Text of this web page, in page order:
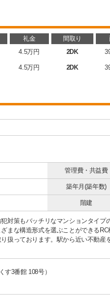
礼金 間取り
4.5万円 2DK
4.5万円 2DK
管理費・共益費
築年月(築年数)
階建
対策もバッチリなマンションタイ
まな構造形式を選ぶことができる
扱っております。駅から近い不動
す3番館 108号）